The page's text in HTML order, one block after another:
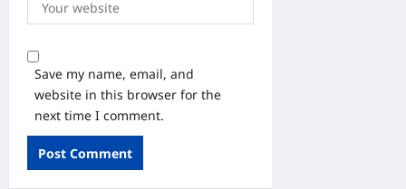
Save my name, email, and
website in this browser for the
next time I comment.